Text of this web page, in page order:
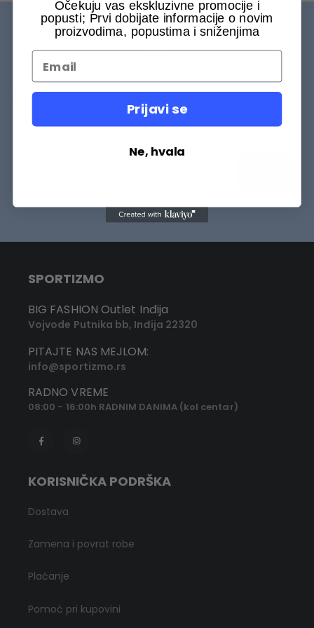
Budite među prvih 75000+ Sportizmovaca da saznate šta
je novo na našem sajtu.
SPORTIZMO
BIG FASHION Outlet Inđija
Vojvode Putnika bb, Inđija 22320
PITAJTE NAS MEJLOM:
info@sportizmo.rs
RADNO VREME
08:00 - 16:00h RADNIM DANIMA (kol centar)
KORISNIČKA PODRŠKA
Dostava
Zamena i povrat robe
Plaćanje
Pomoć pri kupovini
Očekuju vas ekskluzivne promocije i
popusti; Prvi dobijate informacije o novim
proizvodima, popustima i sniženjima
Prijavi se
Ne, hvala